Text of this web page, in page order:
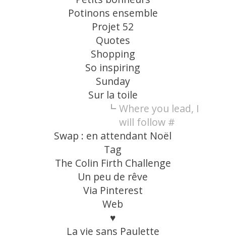
Potinons ensemble
Projet 52
Quotes
Shopping
So inspiring
Sunday
Sur la toile
Where you lead, I
will follow #
Swap : en attendant Noël
Tag
The Colin Firth Challenge
Un peu de rêve
Via Pinterest
Web
♥
La vie sans Paulette